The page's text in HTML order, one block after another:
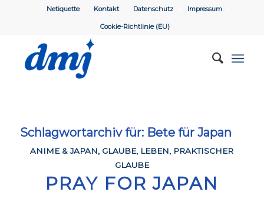
Netiquette Kontakt Datenschutz Impressum
Cookie-Richtlinie (EU)
Schlagwortarchiv für: Bete für Japan
ANIME & JAPAN, GLAUBE, LEBEN, PRAKTISCHER
GLAUBE
PRAY FOR JAPAN